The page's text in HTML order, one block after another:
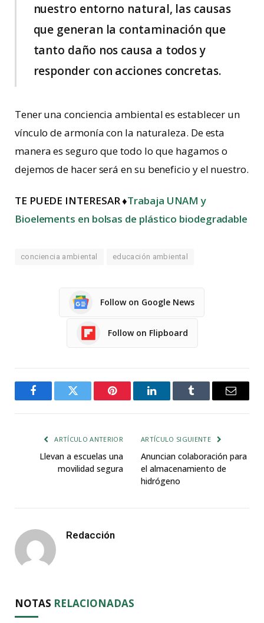
nuestro entorno natural, las causas
que generan la contaminación que
tanto daño nos causa a todos y
responder con acciones concretas.
Tener una conciencia ambiental es establecer un
vínculo de armonía con la naturaleza. De esta
manera es seguro que todo lo que hagamos o
dejemos de hacer será en su beneficio y el nuestro.
TE PUEDE INTERESAR ♦Trabaja UNAM y
Bioelements en bolsas de plástico biodegradable
conciencia ambiental educación ambiental
Follow on Google News
Follow on Flipboard
FacebookTwitter Pinterest LinkedInTumblr Email
ARTÍCULO ANTERIOR
Llevan a escuelas una
movilidad segura
ARTÍCULO SIGUIENTE
Anuncian colaboración para
el almacenamiento de
hidrógeno
Redacción
NOTAS RELACIONADAS